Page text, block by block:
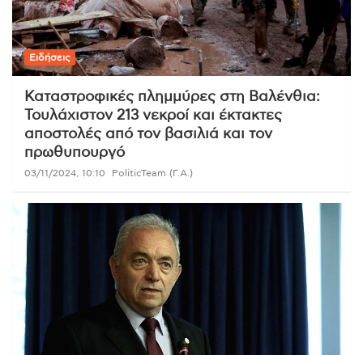
Ειδήσεις
Καταστροφικές πλημμύρες στη Βαλένθια:
Τουλάχιστον 213 νεκροί και έκτακτες
αποστολές από τον βασιλιά και τον
πρωθυπουργό
03/11/2024, 10:10 PoliticTeam (Γ.Α.)